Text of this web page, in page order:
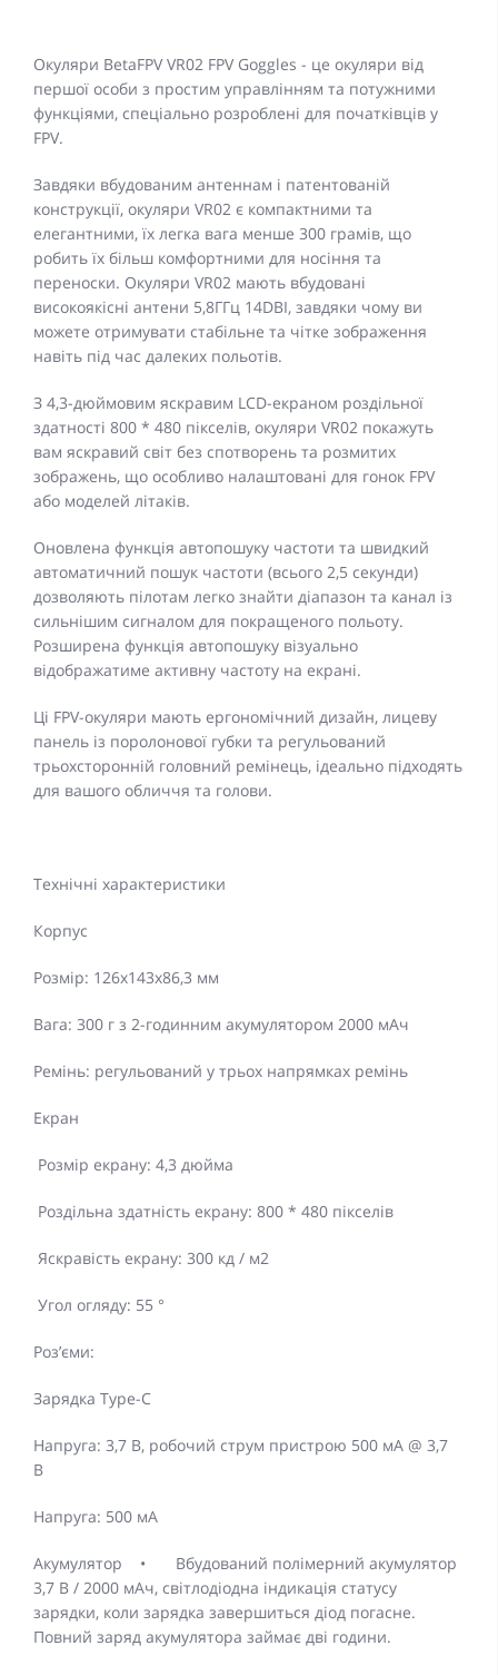
Окуляри BetaFPV VR02 FPV Goggles - це окуляри від
першої особи з простим управлінням та потужними
функціями, спеціально розроблені для початківців у
FPV.
Завдяки вбудованим антеннам і патентованій
конструкції, окуляри VR02 є компактними та
елегантними, їх легка вага менше 300 грамів, що
робить їх більш комфортними для носіння та
переноски. Окуляри VR02 мають вбудовані
високоякісні антени 5,8ГГц 14DBI, завдяки чому ви
можете отримувати стабільне та чітке зображення
навіть під час далеких польотів.
З 4,3-дюймовим яскравим LCD-екраном роздільної
здатності 800 * 480 пікселів, окуляри VR02 покажуть
вам яскравий світ без спотворень та розмитих
зображень, що особливо налаштовані для гонок FPV
або моделей літаків.
Оновлена функція автопошуку частоти та швидкий
автоматичний пошук частоти (всього 2,5 секунди)
дозволяють пілотам легко знайти діапазон та канал із
сильнішим сигналом для покращеного польоту.
Розширена функція автопошуку візуально
відображатиме активну частоту на екрані.
Ці FPV-окуляри мають ергономічний дизайн, лицеву
панель із поролонової губки та регульований
трьохсторонній головний ремінець, ідеально підходять
для вашого обличчя та голови.
Технічні характеристики
Корпус
Розмір: 126x143x86,3 мм
Вага: 300 г з 2-годинним акумулятором 2000 мАч
Ремінь: регульований у трьох напрямках ремінь
Екран
Розмір екрану: 4,3 дюйма
Роздільна здатність екрану: 800 * 480 пікселів
Яскравість екрану: 300 кд / м2
Угол огляду: 55 °
Роз’єми:
Зарядка Type-C
Напруга: 3,7 В, робочий струм пристрою 500 мА @ 3,7
В
Напруга: 500 мА
Акумулятор •
Вбудований полімерний акумулятор
3,7 В / 2000 мАч, світлодіодна індикація статусу
зарядки, коли зарядка завершиться діод погасне.
Повний заряд акумулятора займає дві години.